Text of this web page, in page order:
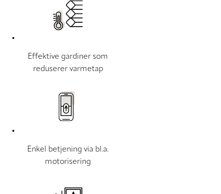
Effektive gardiner som
reduserer varmetap
Enkel betjening via bl.a.
motorisering